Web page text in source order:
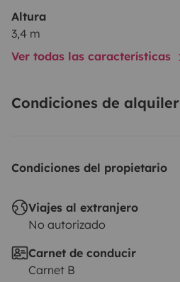
Altura
3,4 m
Ver todas las características
Condiciones de alquiler
Condiciones del propietario
Viajes al extranjero
No autorizado
Carnet de conducir
Carnet B